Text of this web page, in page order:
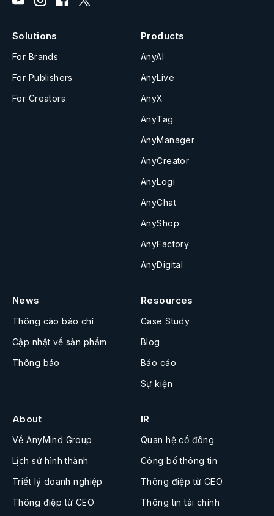
Solutions
For Brands
For Publishers
For Creators
Products
AnyAI
AnyLive
AnyX
AnyTag
AnyManager
AnyCreator
AnyLogi
AnyChat
AnyShop
AnyFactory
AnyDigital
News
Thông cáo báo chí
Cập nhật về sản phẩm
Thông báo
Resources
Case Study
Blog
Báo cáo
Sự kiện
About
Về AnyMind Group
Lịch sử hình thành
Triết lý doanh nghiệp
Thông điệp từ CEO
IR
Quan hệ cổ đông
Công bố thông tin
Thông điệp từ CEO
Thông tin tài chính